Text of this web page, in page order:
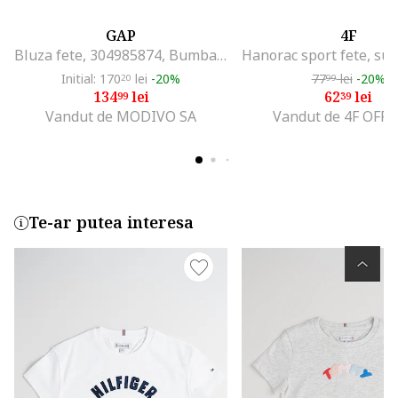
GAP
Bluza fete, 304985874, Bumbac/Poliester, Violet, Violet
Initial: 17020 lei -20%
13499lei
Vandut de MODIVO SA
4F
7799lei -20%
6239lei
Vandut de 4F
Te-ar putea interesa